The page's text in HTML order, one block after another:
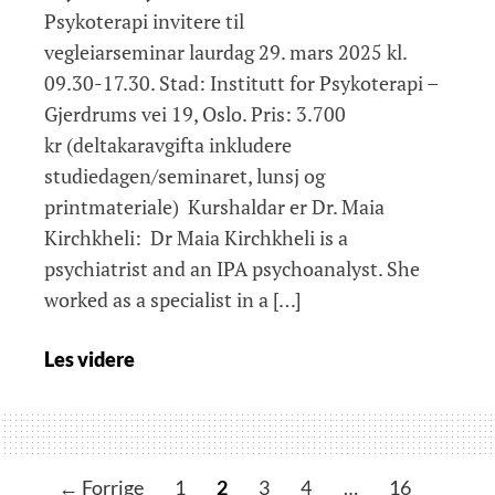
Psykoterapi invitere til
vegleiarseminar laurdag 29. mars 2025 kl.
09.30-17.30. Stad: Institutt for Psykoterapi –
Gjerdrums vei 19, Oslo. Pris: 3.700
kr (deltakaravgifta inkludere
studiedagen/seminaret, lunsj og
printmateriale) Kurshaldar er Dr. Maia
Kirchkheli: Dr Maia Kirchkheli is a
psychiatrist and an IPA psychoanalyst. She
worked as a specialist in a […]
Les videre
Psychic
Creativity
← Forrige 1 2 3 4 …
16